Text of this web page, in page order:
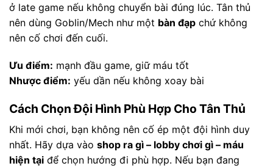
ở late game nếu không chuyển bài đúng lúc. Tân thủ
nên dùng Goblin/Mech như một bàn đạp chứ không
nên cố chơi đến cuối.
Ưu điểm: mạnh đầu game, giữ máu tốt
Nhược điểm: yếu dần nếu không xoay bài
Cách Chọn Đội Hình Phù Hợp Cho Tân Thủ
Khi mới chơi, bạn không nên cố ép một đội hình duy
nhất. Hãy dựa vào shop ra gì – lobby chơi gì – máu
hiện tại để chọn hướng đi phù hợp. Nếu bạn đang